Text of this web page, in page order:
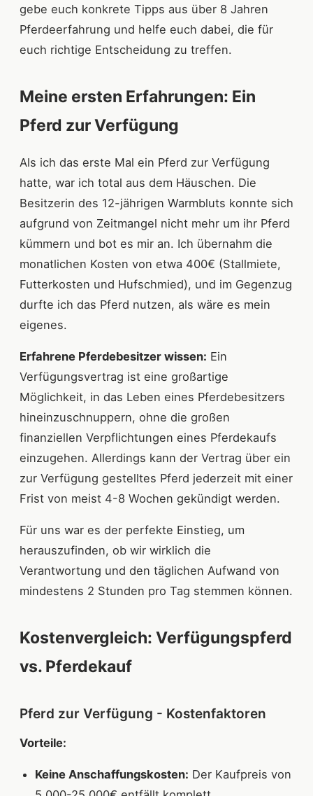
gebe euch konkrete Tipps aus über 8 Jahren
Pferdeerfahrung und helfe euch dabei, die für
euch richtige Entscheidung zu treffen.
Meine ersten Erfahrungen: Ein
Pferd zur Verfügung
Als ich das erste Mal ein Pferd zur Verfügung
hatte, war ich total aus dem Häuschen. Die
Besitzerin des 12-jährigen Warmbluts konnte sich
aufgrund von Zeitmangel nicht mehr um ihr Pferd
kümmern und bot es mir an. Ich übernahm die
monatlichen Kosten von etwa 400€ (Stallmiete,
Futterkosten und Hufschmied), und im Gegenzug
durfte ich das Pferd nutzen, als wäre es mein
eigenes.
Erfahrene Pferdebesitzer wissen: Ein
Verfügungsvertrag ist eine großartige
Möglichkeit, in das Leben eines Pferdebesitzers
hineinzuschnuppern, ohne die großen
finanziellen Verpflichtungen eines Pferdekaufs
einzugehen. Allerdings kann der Vertrag über ein
zur Verfügung gestelltes Pferd jederzeit mit einer
Frist von meist 4-8 Wochen gekündigt werden.
Für uns war es der perfekte Einstieg, um
herauszufinden, ob wir wirklich die
Verantwortung und den täglichen Aufwand von
mindestens 2 Stunden pro Tag stemmen können.
Kostenvergleich: Verfügungspferd
vs. Pferdekauf
Pferd zur Verfügung - Kostenfaktoren
Vorteile:
Keine Anschaffungskosten: Der Kaufpreis von